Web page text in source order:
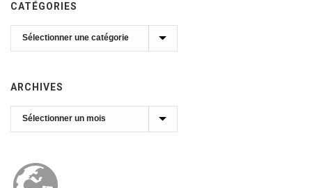
CATÉGORIES
Catégories
ARCHIVES
Archives